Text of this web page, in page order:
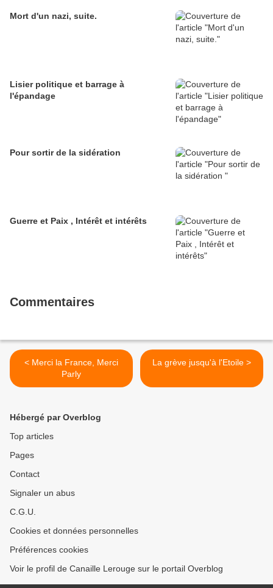
Mort d'un nazi, suite.
Lisier politique et barrage à
l'épandage
Pour sortir de la sidération
Guerre et Paix , Intérêt et intérêts
Commentaires
< Merci la France, Merci
Parly
La grève jusqu'à l'Etoile >
Hébergé par Overblog
Top articles
Pages
Contact
Signaler un abus
C.G.U.
Cookies et données personnelles
Préférences cookies
Voir le profil de Canaille Lerouge sur le portail Overblog